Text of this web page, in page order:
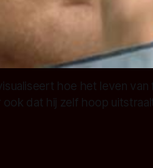
hoe het leven
ook dat hij zelf hoop